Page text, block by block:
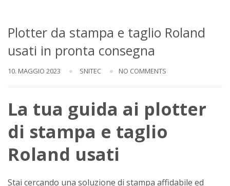
Plotter da stampa e taglio Roland
usati in pronta consegna
10. MAGGIO 2023 SNITEC NO COMMENTS
La tua guida ai plotter
di stampa e taglio
Roland usati
Stai cercando una soluzione di stampa affidabile ed